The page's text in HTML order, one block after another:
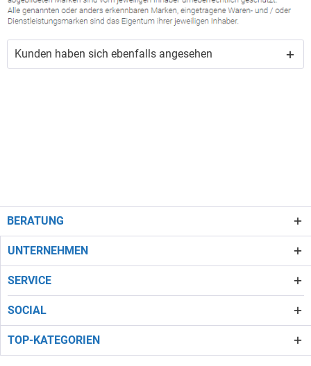
Kunden haben sich ebenfalls angesehen
BERATUNG
UNTERNEHMEN
SERVICE
SOCIAL
TOP-KATEGORIEN